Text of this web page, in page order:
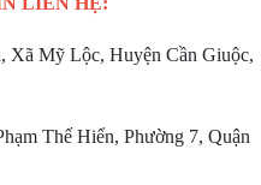
Mỹ Lộc, Huyện Cần Giuộc,
Thế Hiển, Phường 7, Quận